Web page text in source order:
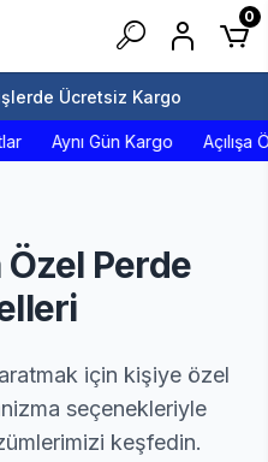
Ücretsiz Kargo
Gün Kargo Açılışa Özel
0
Özel Perde
için kişiye özel
seçenekleriyle
keşfedin.